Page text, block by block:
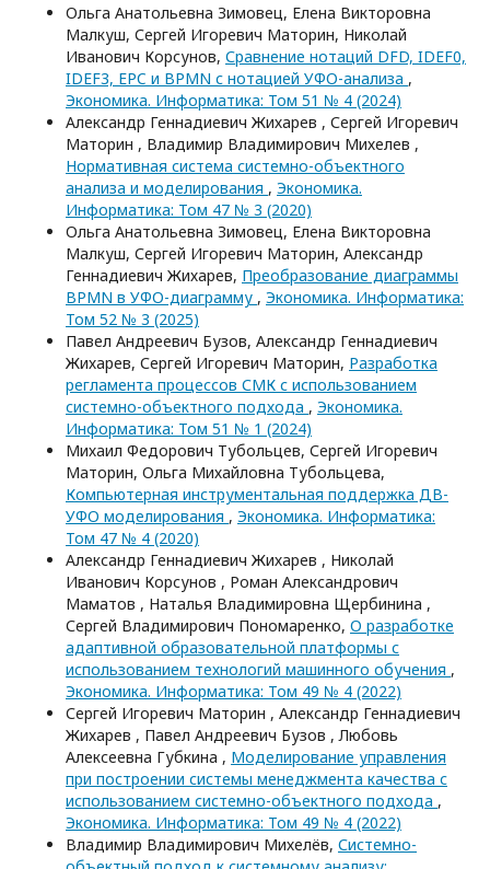
Ольга Анатольевна Зимовец, Елена Викторовна
Малкуш, Сергей Игоревич Маторин, Николай
Иванович Корсунов, Сравнение нотаций DFD, IDEF0,
IDEF3, EPC и BPMN с нотацией УФО-анализа ,
Экономика. Информатика: Том 51 № 4 (2024)
Александр Геннадиевич Жихарев , Сергей Игоревич
Маторин , Владимир Владимирович Михелев ,
Нормативная система системно-объектного
анализа и моделирования , Экономика.
Информатика: Том 47 № 3 (2020)
Ольга Анатольевна Зимовец, Елена Викторовна
Малкуш, Сергей Игоревич Маторин, Александр
Геннадиевич Жихарев, Преобразование диаграммы
BPMN в УФО-диаграмму , Экономика. Информатика:
Том 52 № 3 (2025)
Павел Андреевич Бузов, Александр Геннадиевич
Жихарев, Сергей Игоревич Маторин, Разработка
регламента процессов СМК с использованием
системно-объектного подхода , Экономика.
Информатика: Том 51 № 1 (2024)
Михаил Федорович Тубольцев, Сергей Игоревич
Маторин, Ольга Михайловна Тубольцева,
Компьютерная инструментальная поддержка ДВ-
УФО моделирования , Экономика. Информатика:
Том 47 № 4 (2020)
Александр Геннадиевич Жихарев , Николай
Иванович Корсунов , Роман Александрович
Маматов , Наталья Владимировна Щербинина ,
Сергей Владимирович Пономаренко, О разработке
адаптивной образовательной платформы с
использованием технологий машинного обучения ,
Экономика. Информатика: Том 49 № 4 (2022)
Сергей Игоревич Маторин , Александр Геннадиевич
Жихарев , Павел Андреевич Бузов , Любовь
Алексеевна Губкина , Моделирование управления
при построении системы менеджмента качества с
использованием системно-объектного подхода ,
Экономика. Информатика: Том 49 № 4 (2022)
Владимир Владимирович Михелёв, Системно-